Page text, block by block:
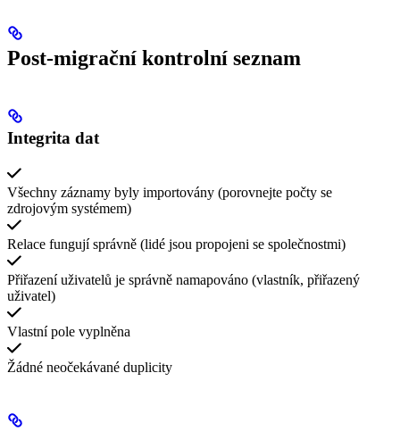
Post-migrační kontrolní seznam
Integrita dat
Všechny záznamy byly importovány (porovnejte počty se
zdrojovým systémem)
Relace fungují správně (lidé jsou propojeni se společnostmi)
Přiřazení uživatelů je správně namapováno (vlastník, přiřazený
uživatel)
Vlastní pole vyplněna
Žádné neočekávané duplicity